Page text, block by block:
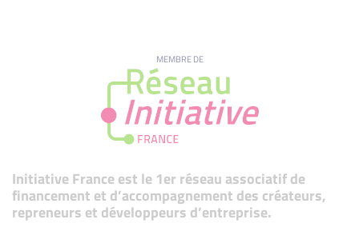
MEMBRE DE
Initiative France est le 1er réseau associatif de
financement et d’accompagnement des créateurs,
repreneurs et développeurs d’entreprise.